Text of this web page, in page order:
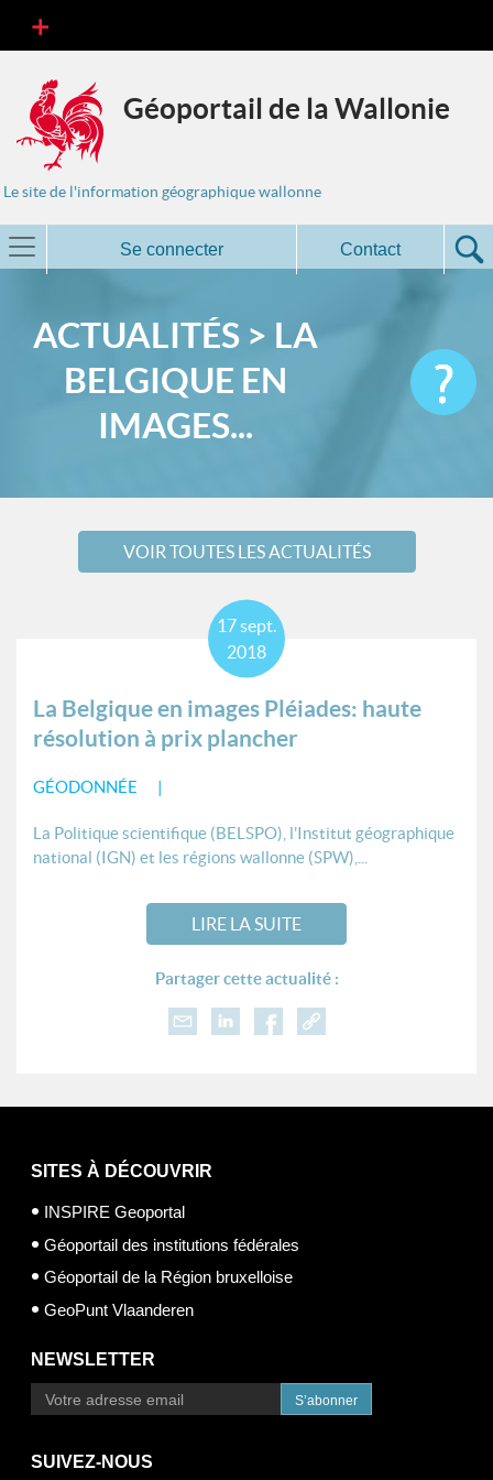
Géoportail de la Wallonie
Le site de l'information géographique wallonne
Se connecter Contact
ACTUALITÉS > LA
BELGIQUE EN
IMAGES...
VOIR TOUTES LES ACTUALITÉS
La Belgique en images Pléiades: haute
résolution à prix plancher
GÉODONNÉE
17sept.
2018
La Politique scientifique (BELSPO), l'Institut géographique
national (IGN) et les régions wallonne (SPW),...
LIRE LA SUITE
Partager cette actualité :
SITES À DÉCOUVRIR
INSPIRE Geoportal
Géoportail des institutions fédérales
Géoportail de la Région bruxelloise
GeoPunt Vlaanderen
NEWSLETTER
S’abonner
SUIVEZ-NOUS